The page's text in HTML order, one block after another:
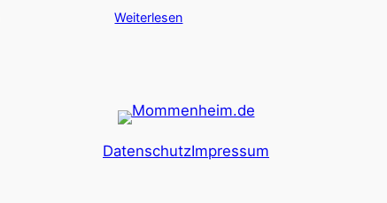
Weiterlesen
DatenschutzImpressum